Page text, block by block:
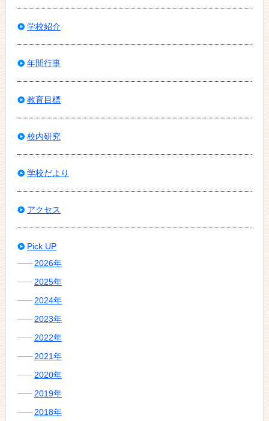
学校紹介
年間行事
教育目標
校内研究
学校だより
アクセス
Pick UP
2026年
2025年
2024年
2023年
2022年
2021年
2020年
2019年
2018年